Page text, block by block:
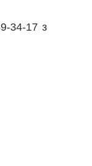
34-17 з